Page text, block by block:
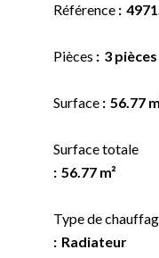
Référence
Pièces 3 pièces
Surface 56.77
Surface totale
56.77 m²
Type de
Radiateur